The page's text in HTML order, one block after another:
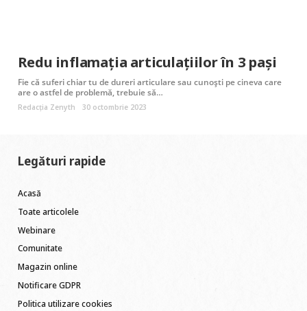
Redu inflamația articulațiilor în 3 pași
Fie că suferi chiar tu de dureri articulare sau cunoști pe cineva care
are o astfel de problemă, trebuie să…
Redacția Zenyth 30 octombrie 2023
Legături rapide
Acasă
Toate articolele
Webinare
Comunitate
Magazin online
Notificare GDPR
Politica utilizare cookies